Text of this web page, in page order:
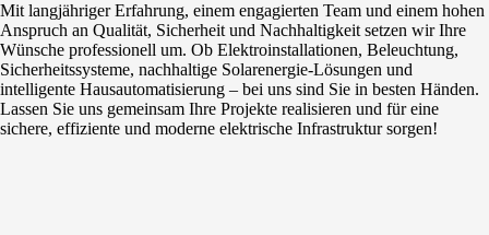
Mit langjähriger Erfahrung, einem engagierten Team und einem hohen
Anspruch an Qualität, Sicherheit und Nachhaltigkeit setzen wir Ihre
Wünsche professionell um. Ob Elektroinstallationen, Beleuchtung,
Sicherheitssysteme, nachhaltige Solarenergie-Lösungen und
intelligente Hausautomatisierung – bei uns sind Sie in besten Händen.
Lassen Sie uns gemeinsam Ihre Projekte realisieren und für eine
sichere, effiziente und moderne elektrische Infrastruktur sorgen!